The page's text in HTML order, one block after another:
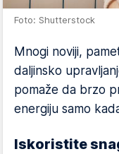
Foto: Shutterstock
Mnogi noviji,
daljinsko
pomaže da brzo
energiju samo
Iskoristite